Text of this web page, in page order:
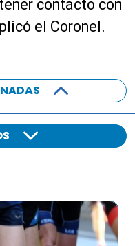
contacto con
el Coronel.